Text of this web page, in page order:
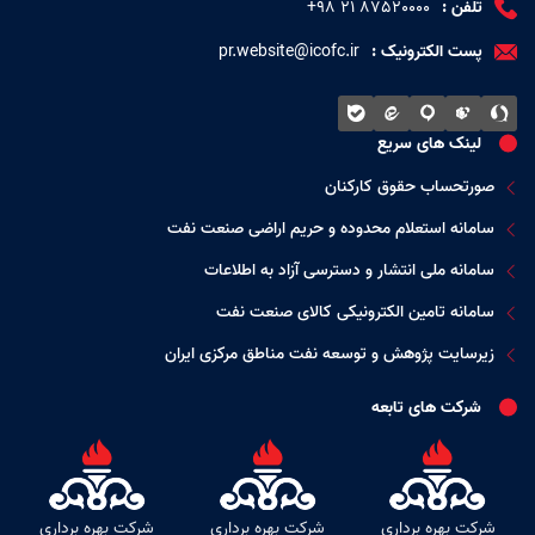
نخستین شرکت بهره برداری نفت و گاز غرب اقدام به برپایی موکب
خدمت رسانی به زوار در مرز سومار نمود.
به عنوان «سرپرست سازمان منطقه ویژه اقتصادی انرژی پارس»
حمید بورد؛ مدیرعامل شرکت ملی نفت ایران در حاشیه جلسه هیئت
مدیره با قدردانی از تلاش‌های مدیران و کارکنان صنعت نفت، گفت:
تلفن : 87520000 ۲۱ ۹۸+
پست الکترونیک : pr.website@icofc.ir
لینک های سریع
صورتحساب حقوق کارکنان
سامانه استعلام محدوده و حریم اراضی صنعت نفت
سامانه ملی انتشار و دسترسی آزاد به اطلاعات
سامانه تامین الکترونیکی کالای صنعت نفت
زیرسایت پژوهش و توسعه نفت مناطق مرکزی ایران
شرکت های تابعه
شرکت بهره برداری شرکت بهره برداری شرکت بهره برداری